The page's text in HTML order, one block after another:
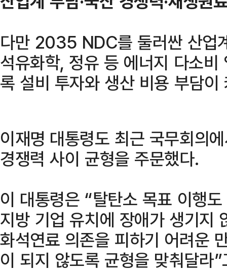
다만 2035 NDC를 둘러싼 산업
석유화학, 정유 등 에너지 다소
록 설비 투자와 생산 비용 부담
이재명 대통령도 최근 국무회의
경쟁력 사이 균형을 주문했다.
이 대통령은 “탈탄소 목표 이행
지방 기업 유치에 장애가 생기지
화석연료 의존을 피하기 어려운
이 되지 않도록 균형을 맞춰달라